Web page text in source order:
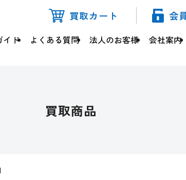
買取カート 会
イド よくある質問 法人のお客様 会社案内
買取商品